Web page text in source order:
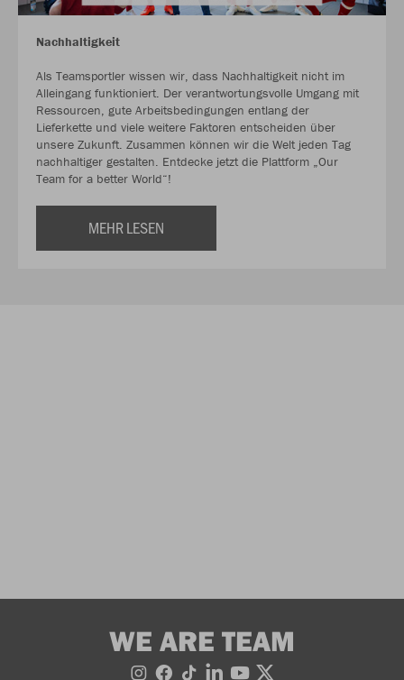
Nachhaltigkeit
Als Teamsportler wissen wir, dass Nachhaltigkeit nicht im
Alleingang funktioniert. Der verantwortungsvolle Umgang mit
Ressourcen, gute Arbeitsbedingungen entlang der
Lieferkette und viele weitere Faktoren entscheiden über
unsere Zukunft. Zusammen können wir die Welt jeden Tag
nachhaltiger gestalten. Entdecke jetzt die Plattform „Our
Team for a better World“!
MEHR LESEN
WE ARE TEAM